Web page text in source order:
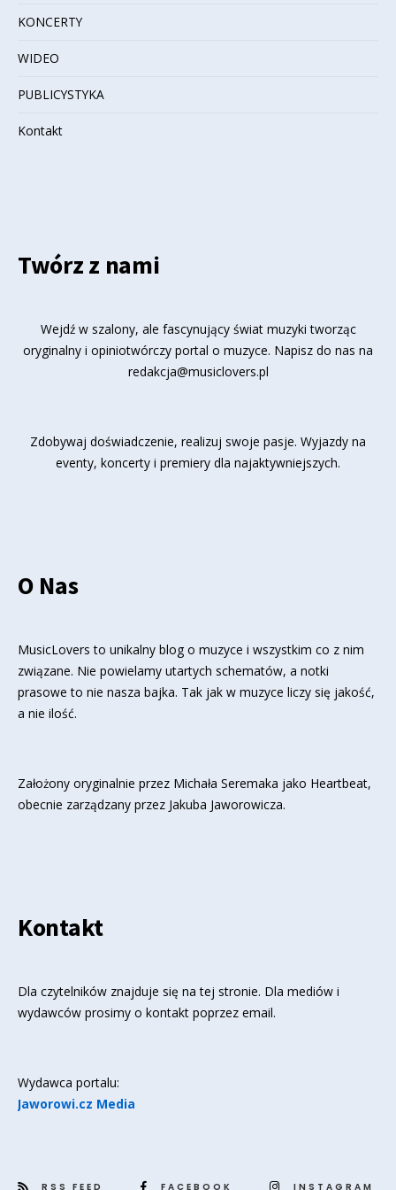
KONCERTY
WIDEO
PUBLICYSTYKA
Kontakt
Twórz z nami
Wejdź w szalony, ale fascynujący świat muzyki tworząc
oryginalny i opiniotwórczy portal o muzyce. Napisz do nas na
redakcja@musiclovers.pl
Zdobywaj doświadczenie, realizuj swoje pasje. Wyjazdy na
eventy, koncerty i premiery dla najaktywniejszych.
O Nas
MusicLovers to unikalny blog o muzyce i wszystkim co z nim
związane. Nie powielamy utartych schematów, a notki
prasowe to nie nasza bajka. Tak jak w muzyce liczy się jakość,
a nie ilość.
Założony oryginalnie przez Michała Seremaka jako Heartbeat,
obecnie zarządzany przez Jakuba Jaworowicza.
Kontakt
Dla czytelników znajduje się na tej stronie. Dla mediów i
wydawców prosimy o kontakt poprzez email.
Wydawca portalu:
Jaworowi.cz Media
RSS FEED FACEBOOK INSTAGRAM